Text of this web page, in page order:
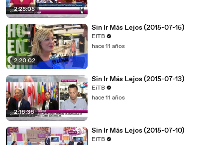
2:25:05
2:20:02
Sin Ir Más Lejos (2015-07-15)
EiTB
hace 11 años
2:16:36
Sin Ir Más Lejos (2015-07-13)
EiTB
hace 11 años
Sin Ir Más Lejos (2015-07-10)
EiTB